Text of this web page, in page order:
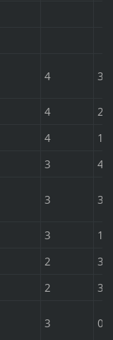
4 3
4
2
4
1
3
4
3 3
3
1
2
3
2
3
3 0